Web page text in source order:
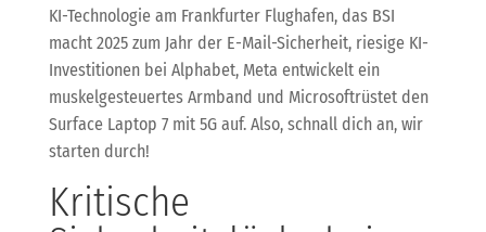
KI-Technologie am Frankfurter Flughafen, das BSI
macht 2025 zum Jahr der E-Mail-Sicherheit, riesige KI-
Investitionen bei Alphabet, Meta entwickelt ein
muskelgesteuertes Armband und Microsoftrüstet den
Surface Laptop 7 mit 5G auf. Also, schnall dich an, wir
starten durch!
Kritische